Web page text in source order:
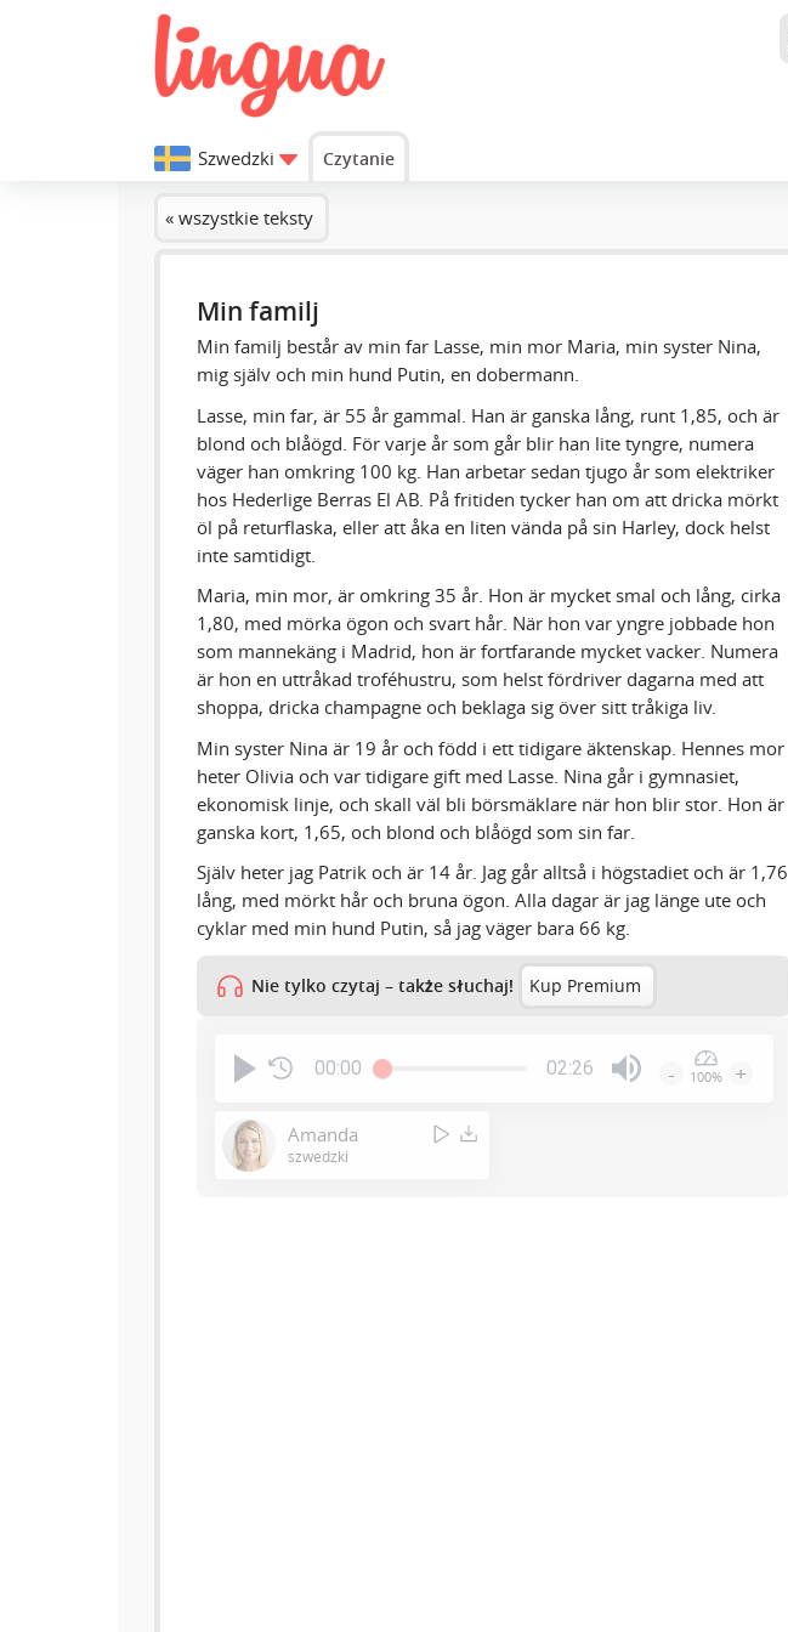
Szwedzki Czytanie
« wszystkie teksty
Min familj
Min familj består av min far Lasse, min mor Maria, min syster Nina,
mig själv och min hund Putin, en dobermann.
Lasse, min far, är 55 år gammal. Han är ganska lång, runt 1,85, och är
blond och blåögd. För varje år som går blir han lite tyngre, numera
väger han omkring 100 kg. Han arbetar sedan tjugo år som elektriker
hos Hederlige Berras El AB. På fritiden tycker han om att dricka mörkt
öl på returflaska, eller att åka en liten vända på sin Harley, dock helst
inte samtidigt.
Maria, min mor, är omkring 35 år. Hon är mycket smal och lång, cirka
1,80, med mörka ögon och svart hår. När hon var yngre jobbade hon
som mannekäng i Madrid, hon är fortfarande mycket vacker. Numera
är hon en uttråkad troféhustru, som helst fördriver dagarna med att
shoppa, dricka champagne och beklaga sig över sitt tråkiga liv.
Min syster Nina är 19 år och född i ett tidigare äktenskap. Hennes mor
heter Olivia och var tidigare gift med Lasse. Nina går i gymnasiet,
ekonomisk linje, och skall väl bli börsmäklare när hon blir stor. Hon är
ganska kort, 1,65, och blond och blåögd som sin far.
Själv heter jag Patrik och är 14 år. Jag går alltså i högstadiet och är 1,76
lång, med mörkt hår och bruna ögon. Alla dagar är jag länge ute och
cyklar med min hund Putin, så jag väger bara 66 kg.
Nie tylko czytaj – także słuchaj! Kup Premium
00:00 02:26 - 100% +
Amanda
szwedzki